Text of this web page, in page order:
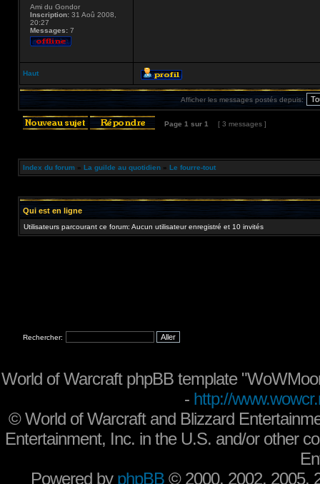
Ami du Gondor
Inscription: 31 Aoû 2008,
20:27
Messages: 7
Haut
Afficher les messages postés depuis:
Page 1 sur 1 [ 3 messages ]
Index du forum » La guilde au quotidien » Le fourre-tout
Qui est en ligne
Utilisateurs parcourant ce forum: Aucun utilisateur enregistré et 10 invités
Rechercher:
World of Warcraft phpBB template
- http://
©World of Warcraft and Blizzard
Entertainment, Inc. in the U.S. and/or other
Powered by phpBB © 2000, 2002, 2005,